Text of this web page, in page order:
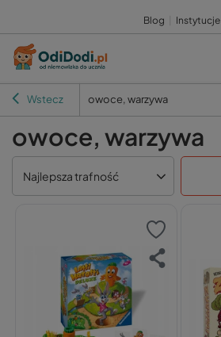
Blog Instytucje
Wstecz owoce, warzywa
owoce, warzywa
Najlepsza trafność